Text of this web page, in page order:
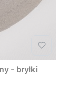
- bryłki